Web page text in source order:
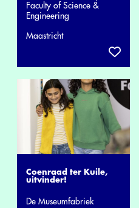
Faculty of Science &
Engineering
Maastricht
Coenraad ter Kuile,
uitvinder!
De Museumfabriek